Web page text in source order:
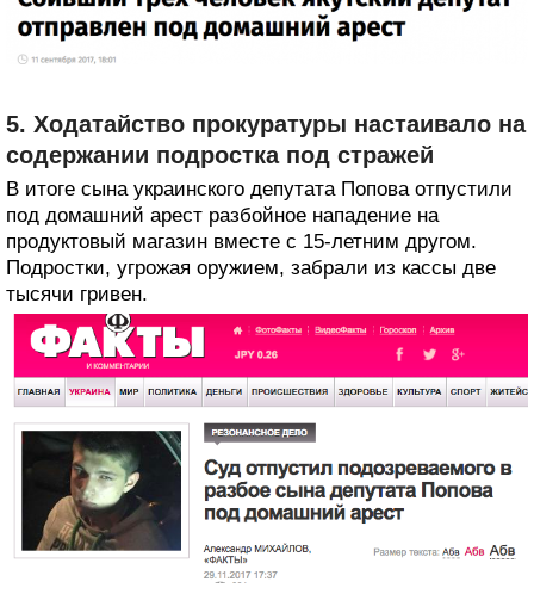
5. Ходатайство прокуратуры настаивало на
содержании подростка под стражей
В итоге сына украинского депутата Попова отпустили
под домашний арест разбойное нападение на
продуктовый магазин вместе с 15-летним другом.
Подростки, угрожая оружием, забрали из кассы две
тысячи гривен.